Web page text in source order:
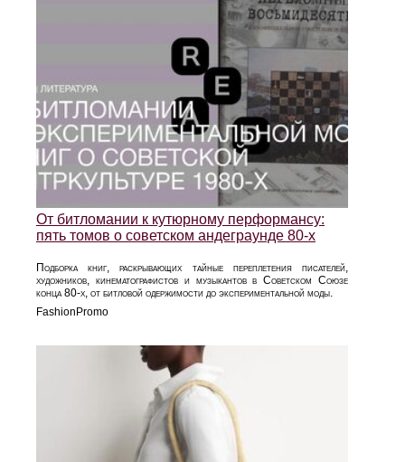
От битломании к кутюрному перформансу:
пять томов о советском андеграунде 80‑х
Подборка книг, раскрывающих тайные переплетения писателей,
художников, кинематографистов и музыкантов в Советском Союзе
конца 80‑х, от битловой одержимости до экспериментальной моды.
FashionPromo